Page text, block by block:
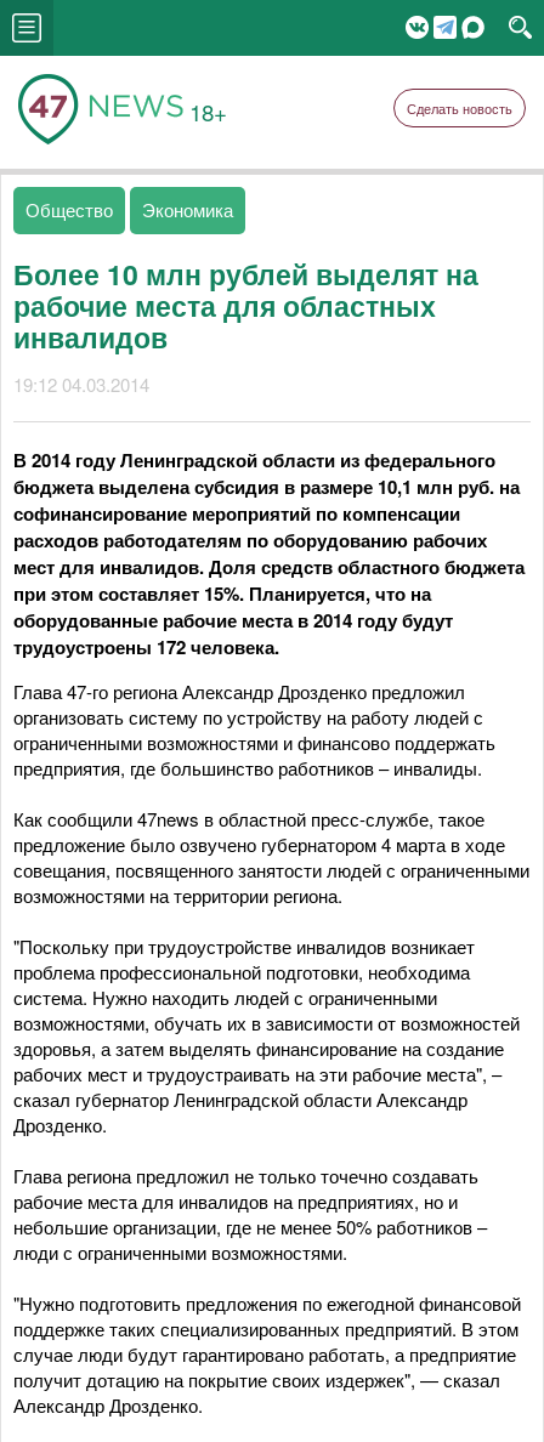
18+ Сделать новость
Общество Экономика
Более 10 млн рублей выделят на
рабочие места для областных
инвалидов
19:12 04.03.2014
В 2014 году Ленинградской области из федерального
бюджета выделена субсидия в размере 10,1 млн руб. на
софинансирование мероприятий по компенсации
расходов работодателям по оборудованию рабочих
мест для инвалидов. Доля средств областного бюджета
при этом составляет 15%. Планируется, что на
оборудованные рабочие места в 2014 году будут
трудоустроены 172 человека.
Глава 47-го региона Александр Дрозденко предложил
организовать систему по устройству на работу людей с
ограниченными возможностями и финансово поддержать
предприятия, где большинство работников – инвалиды.
Как сообщили 47news в областной пресс-службе, такое
предложение было озвучено губернатором 4 марта в ходе
совещания, посвященного занятости людей с ограниченными
возможностями на территории региона.
"Поскольку при трудоустройстве инвалидов возникает
проблема профессиональной подготовки, необходима
система. Нужно находить людей с ограниченными
возможностями, обучать их в зависимости от возможностей
здоровья, а затем выделять финансирование на создание
рабочих мест и трудоустраивать на эти рабочие места", –
сказал губернатор Ленинградской области Александр
Дрозденко.
Глава региона предложил не только точечно создавать
рабочие места для инвалидов на предприятиях, но и
небольшие организации, где не менее 50% работников –
люди с ограниченными возможностями.
"Нужно подготовить предложения по ежегодной финансовой
поддержке таких специализированных предприятий. В этом
случае люди будут гарантировано работать, а предприятие
получит дотацию на покрытие своих издержек", — сказал
Александр Дрозденко.